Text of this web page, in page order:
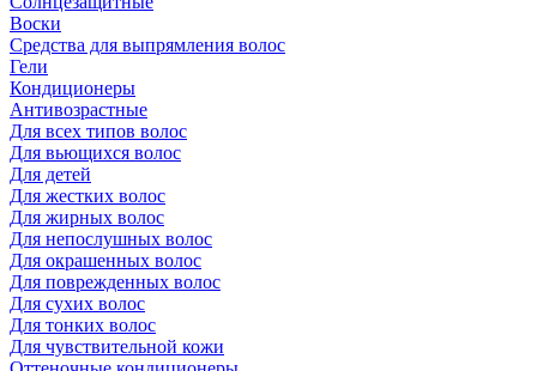
Воски
Средства для выпрямления волос
Гели
Кондиционеры
Антивозрастные
Для всех типов волос
Для вьющихся волос
Для детей
Для жестких волос
Для жирных волос
Для непослушных волос
Для окрашенных волос
Для поврежденных волос
Для сухих волос
Для тонких волос
Для чувствительной кожи